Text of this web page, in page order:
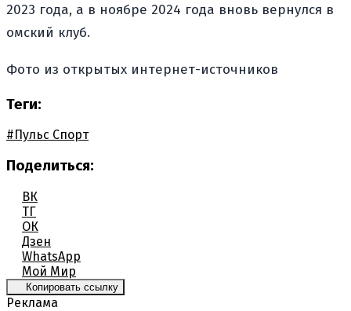
2023 года, а в ноябре 2024 года вновь вернулся в
омский клуб.
Фото из открытых интернет-источников
Теги:
#Пульс Спорт
Поделиться:
ВК
ТГ
ОК
Дзен
WhatsApp
Мой Мир
Копировать ссылку
Реклама